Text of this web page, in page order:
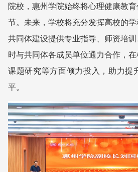
院校，惠州学院始终将心理健康教
节。未来，学校将充分发挥高校的
共同体建设提供专业指导、师资培
时与共同体各成员单位通力合作，在
课题研究等方面倾力投入，助力提
平。